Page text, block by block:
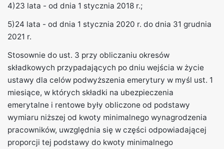
4)23 lata - od dnia 1 stycznia 2018 r.;
5)24 lata - od dnia 1 stycznia 2020 r. do dnia 31 grudnia
2021 r.
Stosownie do ust. 3 przy obliczaniu okresów
składkowych przypadających po dniu wejścia w życie
ustawy dla celów podwyższenia emerytury w myśl ust. 1
miesiące, w których składki na ubezpieczenia
emerytalne i rentowe były obliczone od podstawy
wymiaru niższej od kwoty minimalnego wynagrodzenia
pracowników, uwzględnia się w części odpowiadającej
proporcji tej podstawy do kwoty minimalnego